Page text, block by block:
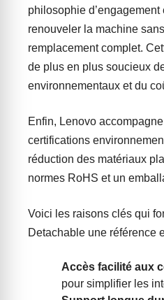
philosophie
renouveler la machine
remplacement complet.
de plus en plus soucieux
environnementaux et du
Enfin, Lenovo
certifications
réduction des matériaux
normes RoHS et un
Voici les raisons clés qui
Detachable une référence
Accès facilité aux
pour simplifier les